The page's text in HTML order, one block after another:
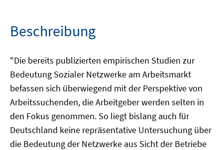
Beschreibung
"Die bereits publizierten empirischen Studien zur
Bedeutung Sozialer Netzwerke am Arbeitsmarkt
befassen sich überwiegend mit der Perspektive von
Arbeitssuchenden, die Arbeitgeber werden selten in
den Fokus genommen. So liegt bislang auch für
Deutschland keine repräsentative Untersuchung über
die Bedeutung der Netzwerke aus Sicht der Betriebe